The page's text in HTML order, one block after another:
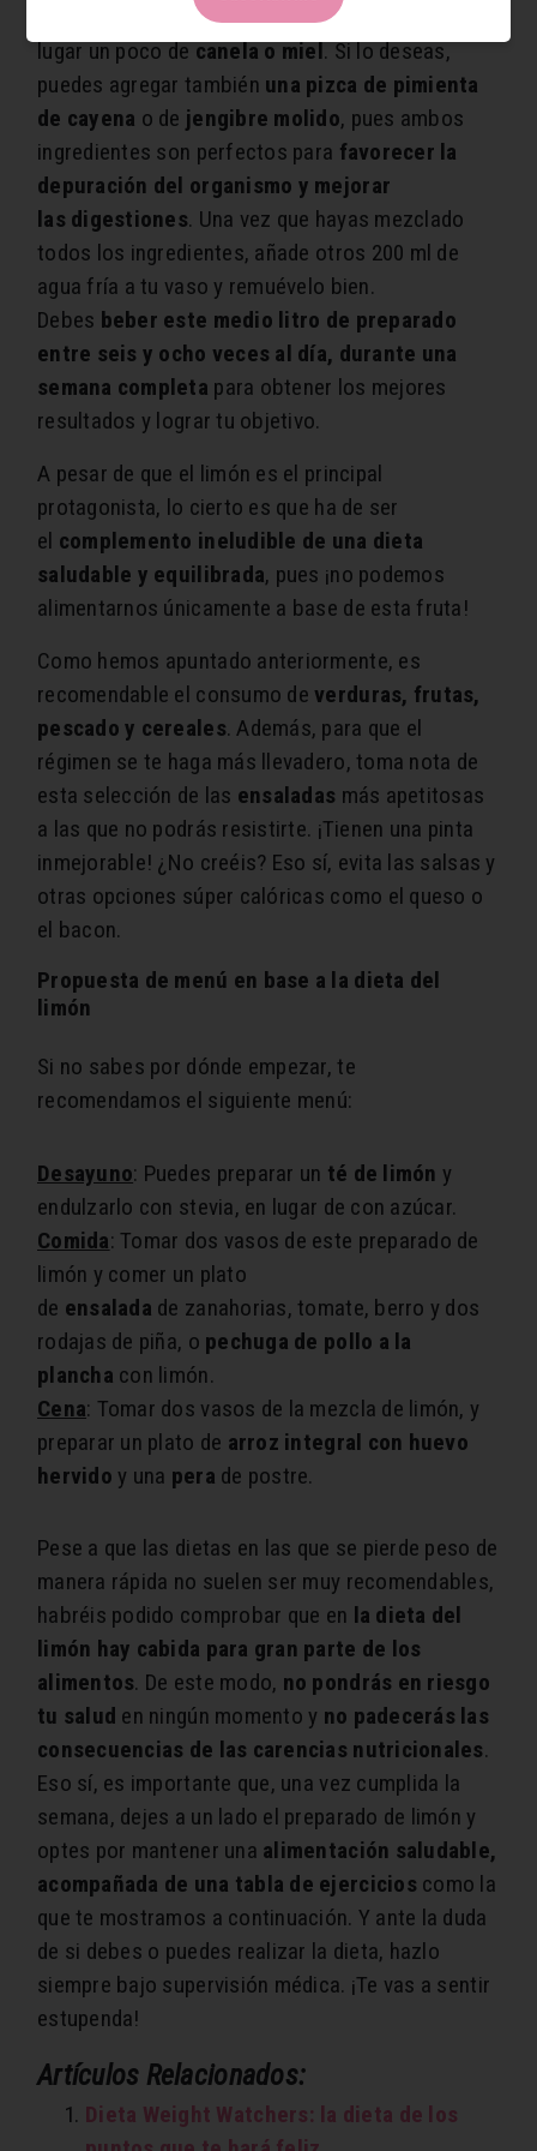
cucharaditas de jarabe de arce
lugar un poco decanela o miel. Si lo deseas,
puedes agregar también una pizca de pimienta
de cayena o de jengibre molido, pues ambos
ingredientes son perfectos para favorecer la
depuración del organismo y mejorar
las digestiones. Una vez que hayas mezclado
todos los ingredientes, añade otros 200 ml de
agua fría a tu vaso y remuévelo bien.
Debes beber este medio litro de preparado
entre seis y ocho veces al día, durante una
semana completa para obtener los mejores
resultados y lograr tu objetivo.
A pesar de que el limón es el principal
protagonista, lo cierto es que ha de ser
el complemento ineludible de una dieta
saludable y equilibrada, pues ¡no podemos
alimentarnos únicamente a base de esta fruta!
Como hemos apuntado anteriormente, es
recomendable el consumo de verduras, frutas,
pescado y cereales. Además, para que el
régimen se te haga más llevadero, toma nota de
esta selección de las ensaladas más apetitosas
a las que no podrás resistirte. ¡Tienen una pinta
inmejorable! ¿No creéis? Eso sí, evita las salsas y
otras opciones súper calóricas como el queso o
el bacon.
Propuesta de menú en base a la dieta del
limón
Si no sabes por dónde empezar, te
recomendamos el siguiente menú:
Desayuno: Puedes preparar un té de limón y
endulzarlo con stevia, en lugar de con azúcar.
Comida: Tomar dos vasos de este preparado de
limón y comer un plato
de ensalada de zanahorias, tomate, berro y dos
rodajas de piña, o pechuga de pollo a la
plancha con limón.
Cena: Tomar dos vasos de la mezcla de limón, y
preparar un plato de arroz integral con huevo
hervido y una pera de postre.
Pese a que las dietas en las que se pierde peso de
manera rápida no suelen ser muy recomendables,
habréis podido comprobar que en la dieta del
limón hay cabida para gran parte de los
alimentos. De este modo, no pondrás en riesgo
tu salud en ningún momento y no padecerás las
consecuencias de las carencias nutricionales.
Eso sí, es importante que, una vez cumplida la
semana, dejes a un lado el preparado de limón y
optes por mantener una alimentación saludable,
acompañada de una tabla de ejercicios como la
que te mostramos a continuación. Y ante la duda
de si debes o puedes realizar la dieta, hazlo
siempre bajo supervisión médica. ¡Te vas a sentir
estupenda!
Artículos Relacionados:
Dieta Weight Watchers: la dieta de los